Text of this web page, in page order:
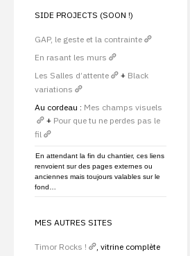
SIDE PROJECTS (SOON !)
GAP, le geste et la contrainte
En rasant les murs
Les Salles d’attente
+ Black
variations
Au cordeau : Mes champs visuels
+ Pour que tu ne perdes pas le
fil
En attendant la fin du chantier, ces liens
renvoient sur des pages externes ou
anciennes mais toujours valables sur le
fond…
MES AUTRES SITES
Timor Rocks !
, vitrine complète